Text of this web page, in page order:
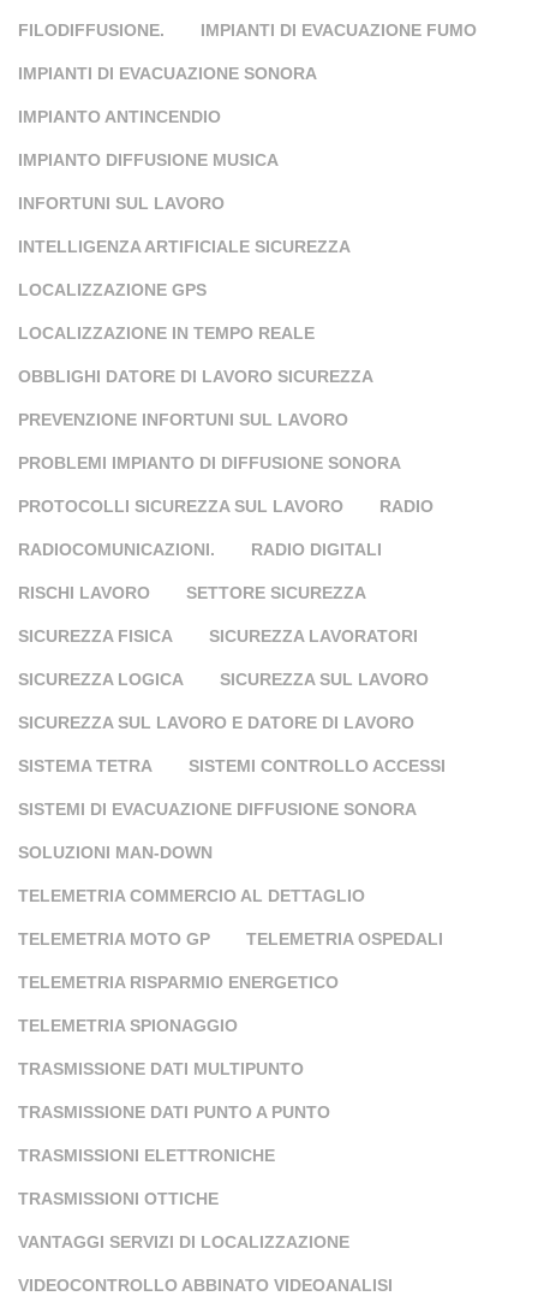
FILODIFFUSIONE. IMPIANTI DI EVACUAZIONE FUMO
IMPIANTI DI EVACUAZIONE SONORA
IMPIANTO ANTINCENDIO
IMPIANTO DIFFUSIONE MUSICA
INFORTUNI SUL LAVORO
INTELLIGENZA ARTIFICIALE SICUREZZA
LOCALIZZAZIONE GPS
LOCALIZZAZIONE IN TEMPO REALE
OBBLIGHI DATORE DI LAVORO SICUREZZA
PREVENZIONE INFORTUNI SUL LAVORO
PROBLEMI IMPIANTO DI DIFFUSIONE SONORA
PROTOCOLLI SICUREZZA SUL LAVORO RADIO
RADIOCOMUNICAZIONI. RADIO DIGITALI
RISCHI LAVORO SETTORE SICUREZZA
SICUREZZA FISICA SICUREZZA LAVORATORI
SICUREZZA LOGICA SICUREZZA SUL LAVORO
SICUREZZA SUL LAVORO E DATORE DI LAVORO
SISTEMA TETRA SISTEMI CONTROLLO ACCESSI
SISTEMI DI EVACUAZIONE DIFFUSIONE SONORA
SOLUZIONI MAN-DOWN
TELEMETRIA COMMERCIO AL DETTAGLIO
TELEMETRIA MOTO GP TELEMETRIA OSPEDALI
TELEMETRIA RISPARMIO ENERGETICO
TELEMETRIA SPIONAGGIO
TRASMISSIONE DATI MULTIPUNTO
TRASMISSIONE DATI PUNTO A PUNTO
TRASMISSIONI ELETTRONICHE
TRASMISSIONI OTTICHE
VANTAGGI SERVIZI DI LOCALIZZAZIONE
VIDEOCONTROLLO ABBINATO VIDEOANALISI